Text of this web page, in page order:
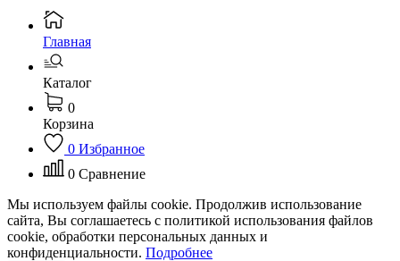
Главная
Каталог
0
Корзина
0 Избранное
0 Сравнение
Мы используем файлы cookie. Продолжив использование
сайта, Вы соглашаетесь с политикой использования файлов
cookie, обработки персональных данных и
конфиденциальности. Подробнее